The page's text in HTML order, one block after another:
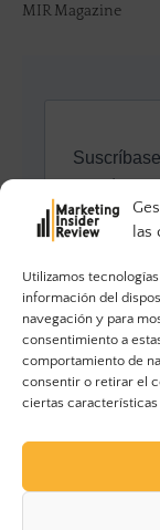
las
Utilizamos
información del
navegación y para
consentimiento a
comportamiento de
consentir o retirar el
ciertas
MIR Magazine